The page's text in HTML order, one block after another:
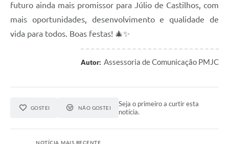
Contas Públicas
Legislação
futuro ainda mais promissor para Júlio de Castilhos, com
mais oportunidades, desenvolvimento e qualidade de
vida para todos. Boas festas! 🎄✨
Autor: Assessoria de Comunicação PMJC
GOSTEI NÃO GOSTEI
Seja o primeiro a curtir esta
notícia.
NOTÍCIA MAIS RECENTE